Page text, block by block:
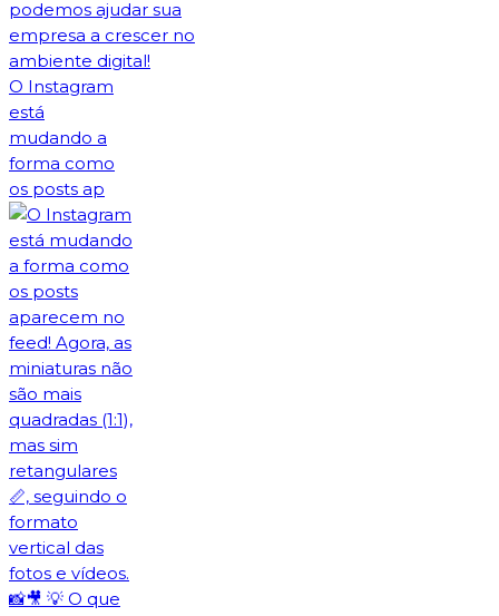
O Instagram
está
mudando a
forma como
os posts ap